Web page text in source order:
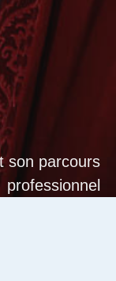
son parcours
professionnel